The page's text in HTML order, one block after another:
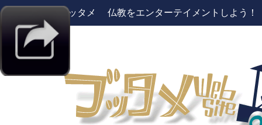
ブッタメ 仏教をエンターテイメントしよう